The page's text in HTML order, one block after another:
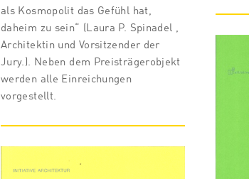
als Kosmopolit das Gefühl hat,
daheim zu sein“ (Laura P. Spinadel ,
Architektin und Vorsitzender der
Jury.). Neben dem Preisträgerobjekt
werden alle Einreichungen
vorgestellt.